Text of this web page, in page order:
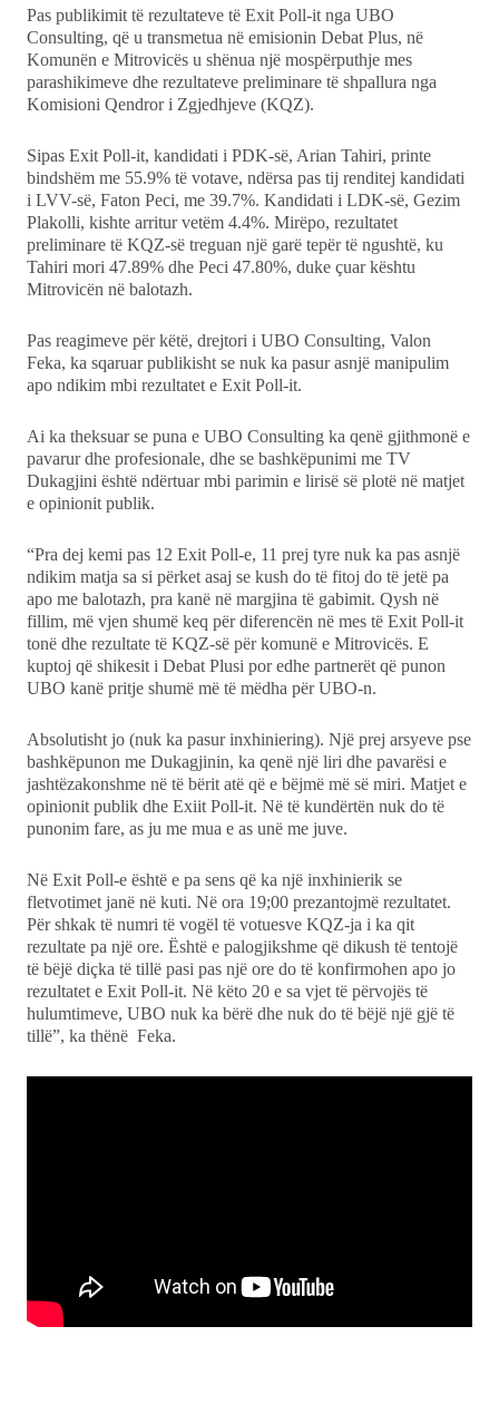
Udhëtime
DuVideo
Pas publikimit të rezultateve të Exit Poll-it nga UBO
Consulting, që u transmetua në emisionin Debat Plus, në
Komunën e Mitrovicës u shënua një mospërputhje mes
parashikimeve dhe rezultateve preliminare të shpallura nga
Komisioni Qendror i Zgjedhjeve (KQZ).
Sipas Exit Poll-it, kandidati i PDK-së, Arian Tahiri, printe
bindshëm me 55.9% të votave, ndërsa pas tij renditej kandidati
i LVV-së, Faton Peci, me 39.7%. Kandidati i LDK-së, Gezim
Plakolli, kishte arritur vetëm 4.4%. Mirëpo, rezultatet
preliminare të KQZ-së treguan një garë tepër të ngushtë, ku
Tahiri mori 47.89% dhe Peci 47.80%, duke çuar kështu
Mitrovicën në balotazh.
Pas reagimeve për këtë, drejtori i UBO Consulting, Valon
Feka, ka sqaruar publikisht se nuk ka pasur asnjë manipulim
apo ndikim mbi rezultatet e Exit Poll-it.
Ai ka theksuar se puna e UBO Consulting ka qenë gjithmonë e
pavarur dhe profesionale, dhe se bashkëpunimi me TV
Dukagjini është ndërtuar mbi parimin e lirisë së plotë në matjet
e opinionit publik.
“Pra dej kemi pas 12 Exit Poll-e, 11 prej tyre nuk ka pas asnjë
ndikim matja sa si përket asaj se kush do të fitoj do të jetë pa
apo me balotazh, pra kanë në margjina të gabimit. Qysh në
fillim, më vjen shumë keq për diferencën në mes të Exit Poll-it
tonë dhe rezultate të KQZ-së për komunë e Mitrovicës. E
kuptoj që shikesit i Debat Plusi por edhe partnerët që punon
UBO kanë pritje shumë më të mëdha për UBO-n.
Absolutisht jo (nuk ka pasur inxhiniering). Një prej arsyeve pse
bashkëpunon me Dukagjinin, ka qenë një liri dhe pavarësi e
jashtëzakonshme në të bërit atë që e bëjmë më së miri. Matjet e
opinionit publik dhe Exiit Poll-it. Në të kundërtën nuk do të
punonim fare, as ju me mua e as unë me juve.
Në Exit Poll-e është e pa sens që ka një inxhinierik se
fletvotimet janë në kuti. Në ora 19;00 prezantojmë rezultatet.
Për shkak të numri të vogël të votuesve KQZ-ja i ka qit
rezultate pa një ore. Është e palogjikshme që dikush të tentojë
të bëjë diçka të tillë pasi pas një ore do të konfirmohen apo jo
rezultatet e Exit Poll-it. Në këto 20 e sa vjet të përvojës të
hulumtimeve, UBO nuk ka bërë dhe nuk do të bëjë një gjë të
tillë”, ka thënë Feka.